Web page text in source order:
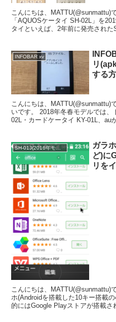
こんにちは、MATTU(@sunmattu)
「AQUOSケータイ SH-02L」を
タイといえば、2年前に発売された
INFOBAR xv
リ
する
こんにちは、MATTU(@sunmattu)
いです。 2018年冬春モデルでは
02L・カードケータイ KY-01L、au
SH-01J(2016年モデル)
ガラ
ど)に
リを
こんにちは、MATTU(@sunmattu)
ホ(Androidを搭載した10キー搭載
的にはGoogle Playストアが搭載さ